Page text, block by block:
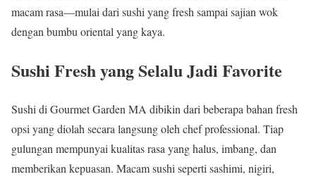
macam rasa—mulai dari sushi yang fresh sampai sajian wok
dengan bumbu oriental yang kaya.
Sushi Fresh yang Selalu Jadi Favorite
Sushi di Gourmet Garden MA dibikin dari beberapa bahan fresh
opsi yang diolah secara langsung oleh chef professional. Tiap
gulungan mempunyai kualitas rasa yang halus, imbang, dan
memberikan kepuasan. Macam sushi seperti sashimi, nigiri,